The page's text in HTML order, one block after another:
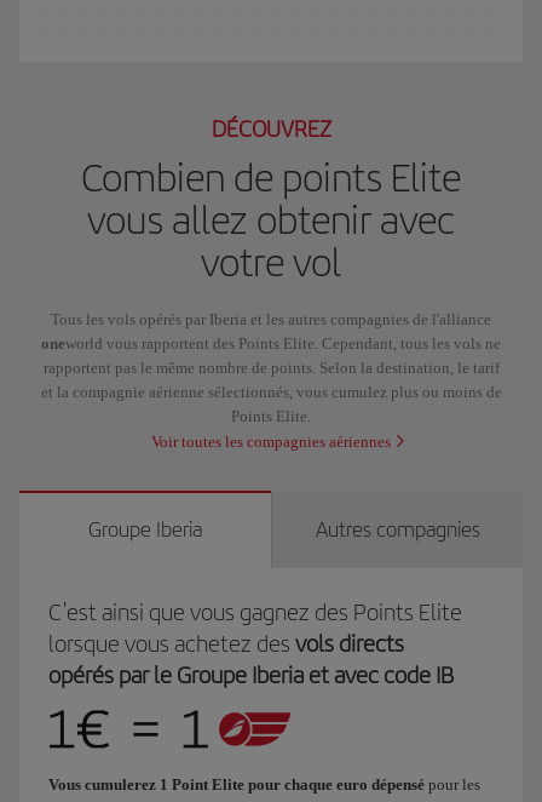
DÉCOUVREZ
Combien de points Elite
vous allez obtenir avec
votre vol
Tous les vols opérés par Iberia et les autres compagnies de l'alliance
oneworld vous rapportent des Points Elite. Cependant, tous les vols ne
rapportent pas le même nombre de points. Selon la destination, le tarif
et la compagnie aérienne sélectionnés, vous cumulez plus ou moins de
Points Elite.
Voir toutes les compagnies aériennes
Groupe Iberia Autres compagnies
C'est ainsi que vous gagnez des Points Elite
lorsque vous achetez des vols directs
opérés par le Groupe Iberia et avec code IB
Vous cumulerez 1 Point Elite pour chaque euro dépensé pour les